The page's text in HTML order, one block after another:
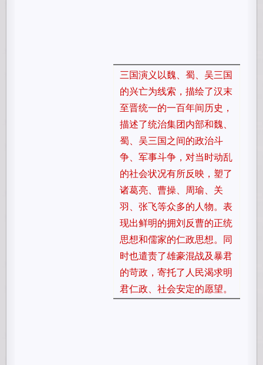
三国演义以魏、蜀、吴三国
的兴亡为线索，描绘了汉末
至晋统一的一百年间历史，
描述了统治集团内部和魏、
蜀、吴三国之间的政治斗
争、军事斗争，对当时动乱
的社会状况有所反映，塑了
诸葛亮、曹操、周瑜、关
羽、张飞等众多的人物。表
现出鲜明的拥刘反曹的正统
思想和儒家的仁政思想。同
时也遣责了雄豪混战及暴君
的苛政，寄托了人民渴求明
君仁政、社会安定的愿望。